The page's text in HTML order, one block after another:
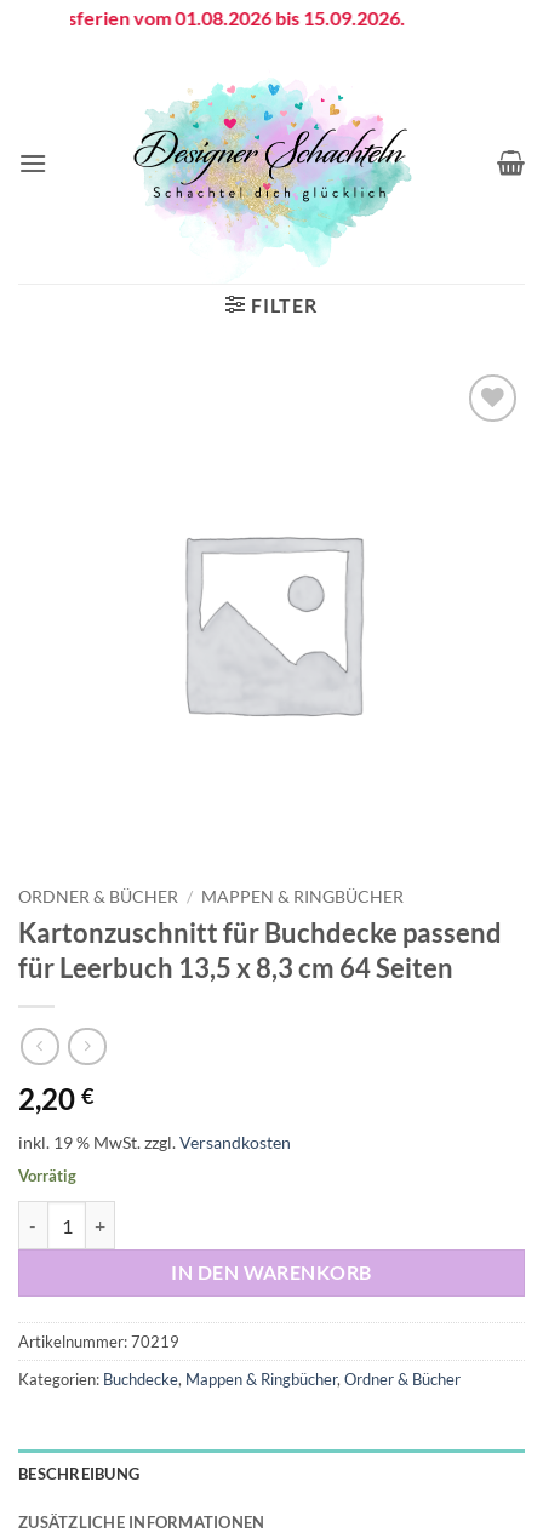
vom 01.08.2026 bis 15.09.2026.
FILTER
ORDNER & BÜCHER / MAPPEN & RINGBÜCHER
Kartonzuschnitt für Buchdecke passend
für Leerbuch 13,5 x 8,3 cm 64 Seiten
2,20 €
inkl. 19 % MwSt.zzgl.Versandkosten
Vorrätig
IN DEN WARENKORB
Artikelnummer:70219
Kategorien: Buchdecke, Mappen & Ringbücher, Ordner & Bücher
BESCHREIBUNG
ZUSÄTZLICHE INFORMATIONEN